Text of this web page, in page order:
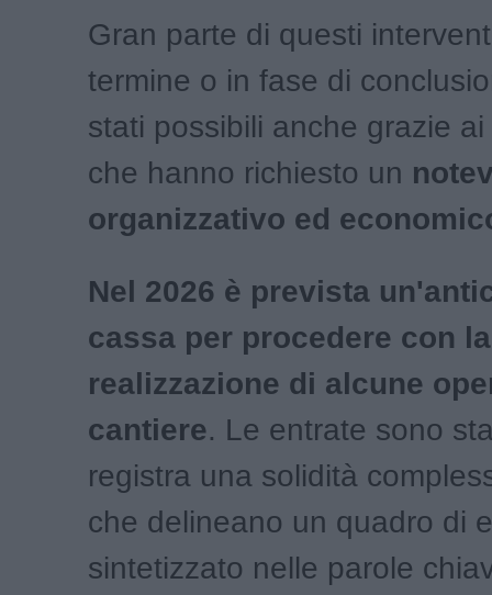
Gran parte di questi
termine o in fase di
stati possibili anche grazie
che hanno richiesto un
organizzativo ed
Nel 2026 è prevista
cassa per procedere con la
realizzazione di alcune
cantiere. Le entrate sono
registra una solidità
che delineano un quadro di
sintetizzato nelle parole